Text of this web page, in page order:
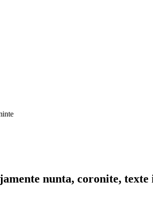
nunta, coronite,